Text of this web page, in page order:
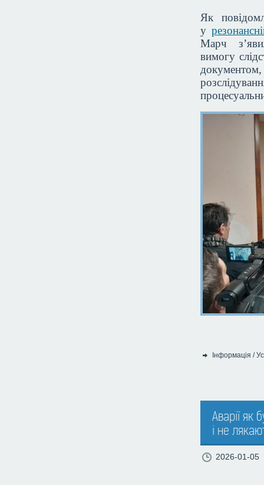
Як
у
Марч
вимогу
Категорія:
Інформація /
Аварії як
і не
2026-01-05